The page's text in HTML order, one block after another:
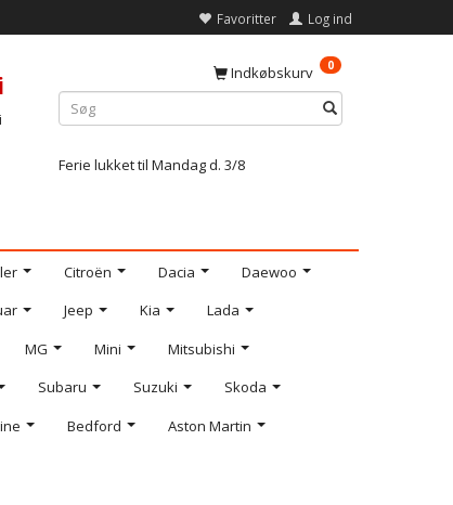
Favoritter Log ind
Indkøbskurv 0
Ferie lukket til Mandag d. 3/8
Citroën Dacia
Daewoo
Jeep Kia
Lada
MG Mini
Mitsubishi
Subaru Suzuki
Skoda
Bedford
Aston Martin